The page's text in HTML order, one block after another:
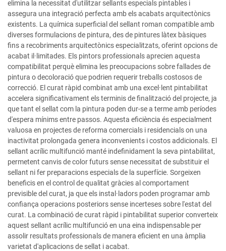
elimina la necessitat d'utilitzar sellants especials pintables i
assegura una integració perfecta amb els acabats arquitectònics
existents. La química superficial del sellant roman compatible amb
diverses formulacions de pintura, des de pintures làtex bàsiques
fins a recobriments arquitectònics especialitzats, oferint opcions de
acabat il·limitades. Els pintors professionals aprecien aquesta
compatibilitat perquè elimina les preocupacions sobre fallades de
pintura o decoloració que podrien requerir treballs costosos de
correcció. El curat ràpid combinat amb una excel·lent pintabilitat
accelera significativament els terminis de finalització del projecte, ja
que tant el sellat com la pintura poden dur-se a terme amb períodes
d'espera mínims entre passos. Aquesta eficiència és especialment
valuosa en projectes de reforma comercials i residencials on una
inactivitat prolongada genera inconvenients i costos addicionals. El
sellant acrílic multifunció manté indefinidament la seva pintabilitat,
permetent canvis de color futurs sense necessitat de substituir el
sellant ni fer preparacions especials de la superfície. Sorgeixen
beneficis en el control de qualitat gràcies al comportament
previsible del curat, ja que els instal·ladors poden programar amb
confiança operacions posteriors sense incerteses sobre l'estat del
curat. La combinació de curat ràpid i pintabilitat superior converteix
aquest sellant acrílic multifunció en una eina indispensable per
assolir resultats professionals de manera eficient en una àmplia
varietat d'aplicacions de sellat i acabat.